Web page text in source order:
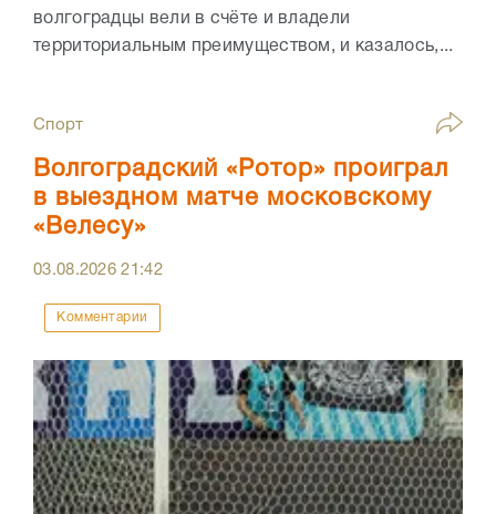
волгоградцы вели в счёте и владели
территориальным преимуществом, и казалось,...
Спорт
Волгоградский «Ротор» проиграл
в выездном матче московскому
«Велесу»
03.08.202621:42
Комментарии